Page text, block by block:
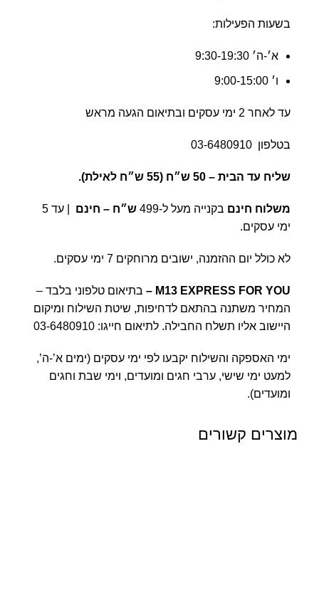
בשעות הפעילות:
א׳-ה׳ 9:30-19:30
ו׳ 9:00-15:00
עד לאחר 2 ימי עסקים ובתיאום הגעה מראש
בטלפון 03-6480910
שליח עד הבית –
משלוח חינם בקנייה מעל ל-499 ש״ח – חינם
| עד 5
ימי עסקים.
לא כולל יום ההזמנה, ישובים מרוחקים 7 ימי עסקים.
M13 EXPRESS FOR YOU
– בתיאום טלפוני בלבד –
המחיר משתנה בהתאם לדחיפות, שיטת השילוח ומיקום
היישוב אליו תשלח החבילה. לתיאום חייגו: 03-6480910
ימי האספקה והשילוח יקבעו לפי ימי עסקים (ימים א’-ה’,
למעט ימי שישי, ערבי חגים ומועדים, וימי שבת וחגים
ומועדים).
מוצרים קשורים